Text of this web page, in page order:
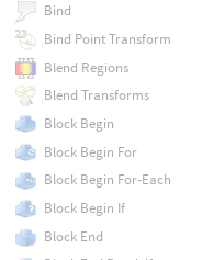
Bind
Bind Point Transform
Blend Regions
Blend Transforms
Block Begin
Block Begin For
Block Begin For-Each
Block Begin If
Block End